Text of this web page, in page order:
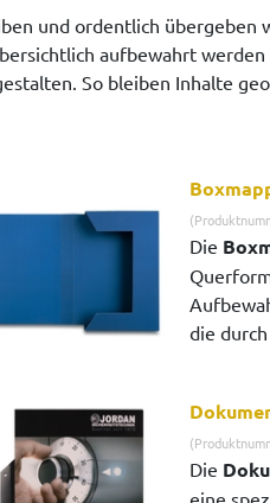
und ordentlich übergeben
aufbewahrt
So bleiben Inhalte
Die
die
Die